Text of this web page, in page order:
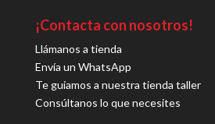
¡Contacta con nosotros!
Llámanos a tienda
Envía un WhatsApp
Te guiamos a nuestra tienda taller
Consúltanos lo que necesites